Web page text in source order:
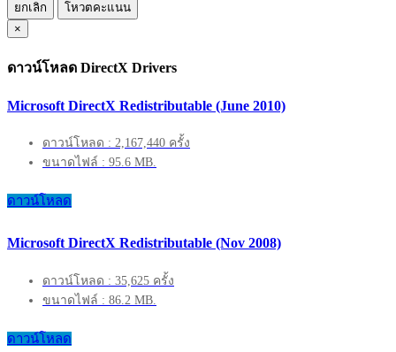
ยกเลิก
โหวตคะแนน
×
ดาวน์โหลด DirectX Drivers
Microsoft DirectX Redistributable (June 2010)
ดาวน์โหลด : 2,167,440 ครั้ง
ขนาดไฟล์ : 95.6 MB.
ดาวน์โหลด
Microsoft DirectX Redistributable (Nov 2008)
ดาวน์โหลด : 35,625 ครั้ง
ขนาดไฟล์ : 86.2 MB.
ดาวน์โหลด